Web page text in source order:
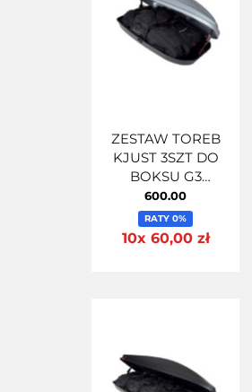
ZESTAW TOREB
KJUST 3SZT DO
BOKSU G3
ABSOLUTE 320
600.00
RATY 0%
10x 60,00 zł